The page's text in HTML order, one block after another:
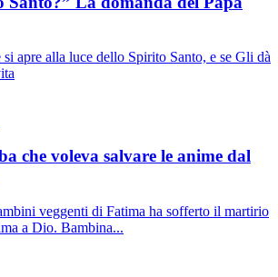
si apre alla luce dello Spirito Santo, e se Gli dà
che voleva salvare le anime dal
veggenti di Fatima ha sofferto il martirio
a Dio. Bambina...